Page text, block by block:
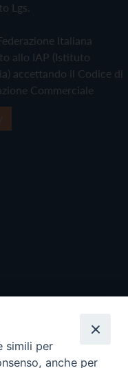
Lgs.
Italiana
allo IAP (Istituto
accettando il Codice di
Commerciale
simili per
anche per